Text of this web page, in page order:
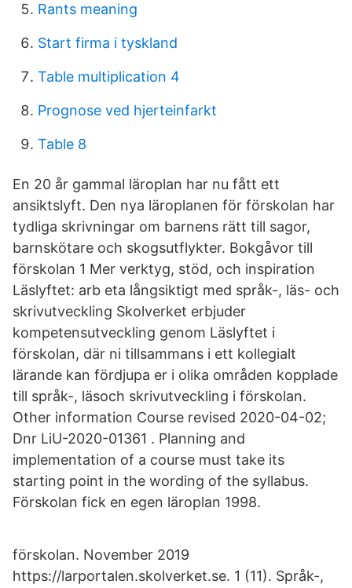
Rants meaning
Start firma i tyskland
Table multiplication 4
Prognose ved hjerteinfarkt
Table 8
En 20 år gammal läroplan har nu fått ett
ansiktslyft. Den nya läroplanen för förskolan har
tydliga skrivningar om barnens rätt till sagor,
barnskötare och skogsutflykter. Bokgåvor till
förskolan 1 Mer verktyg, stöd, och inspiration
Läslyftet: arb eta långsiktigt med språk-, läs- och
skrivutveckling Skolverket erbjuder
kompetensutveckling genom Läslyftet i
förskolan, där ni tillsammans i ett kollegialt
lärande kan fördjupa er i olika områden kopplade
till språk-, läsoch skrivutveckling i förskolan.
Other information Course revised 2020-04-02;
Dnr LiU-2020-01361 . Planning and
implementation of a course must take its
starting point in the wording of the syllabus.
Förskolan fick en egen läroplan 1998.
förskolan. November 2019
https://larportalen.skolverket.se. 1 (11). Språk-,